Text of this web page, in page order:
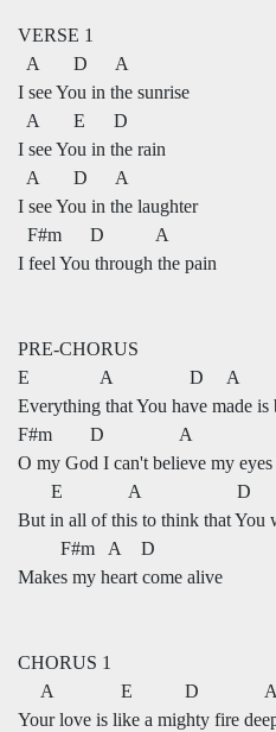
VERSE 1
A D A
I see You in the sunrise
A E D
I see You in the rain
A D A
I see You in the laughter
F#m D A
I feel You through the pain
PRE-CHORUS
E A D A
Everything that You have made is
F#m D A
O my God I can't believe my eyes
E A D
But in all of this to think that You
F#m A D
Makes my heart come alive
CHORUS 1
A E D A
Your love is like a mighty fire